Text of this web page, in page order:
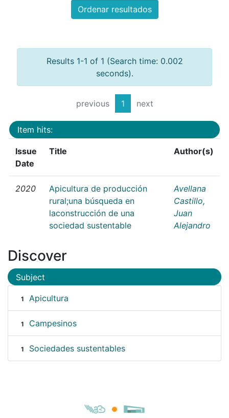
Ordenar resultados
Results 1-1 of 1 (Search time: 0.002
seconds).
previous 1 next
Item hits:
Issue
Date
Title Author(s)
2020
Apicultura de producción
rural;una búsqueda en
laconstrucción de una
sociedad sustentable
Avellana
Castillo,
Juan
Alejandro
Discover
Subject
1 Apicultura
1 Campesinos
1 Sociedades sustentables